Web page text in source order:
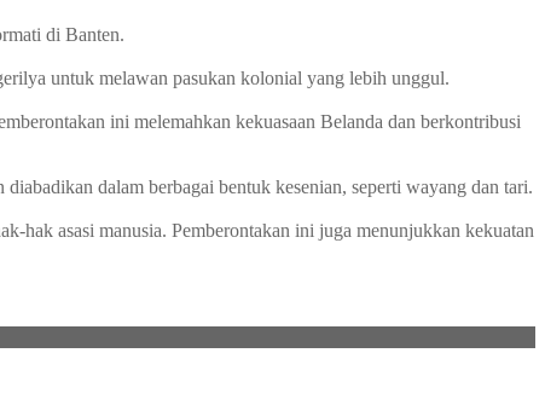
di Banten.
untuk melawan pasukan kolonial yang lebih unggul.
ini melemahkan kekuasaan Belanda dan berkontribusi
dalam berbagai bentuk kesenian, seperti wayang dan tari.
hak asasi manusia. Pemberontakan ini juga menunjukkan kekuatan